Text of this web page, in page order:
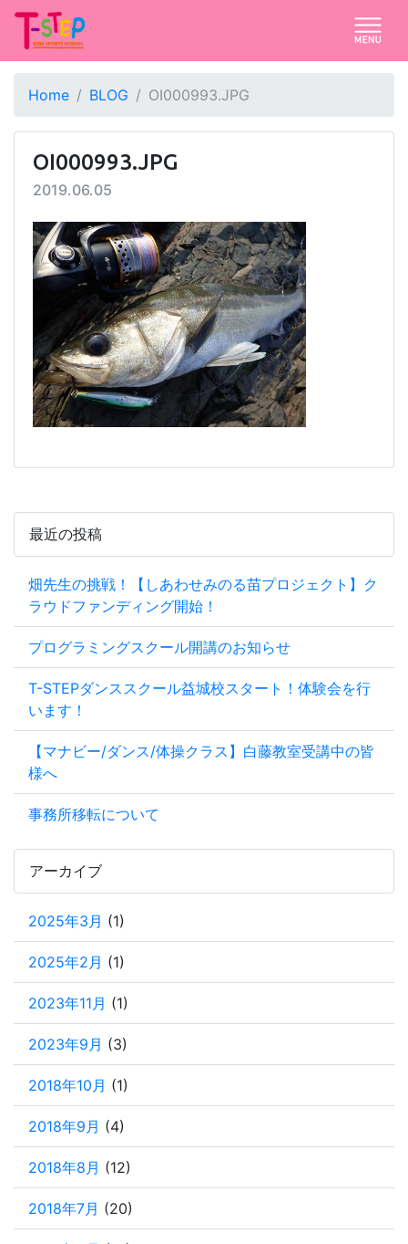
Home BLOG OI000993.JPG
OI000993.JPG
2019.06.05
最近の投稿
畑先生の挑戦！【しあわせみのる苗プロジェクト】ク
ラウドファンディング開始！
プログラミングスクール開講のお知らせ
T-STEPダンススクール益城校スタート！体験会を行
います！
【マナビー/ダンス/体操クラス】白藤教室受講中の皆
様へ
事務所移転について
アーカイブ
2025年3月 (1)
2025年2月 (1)
2023年11月 (1)
2023年9月 (3)
2018年10月 (1)
2018年9月 (4)
2018年8月 (12)
2018年7月 (20)